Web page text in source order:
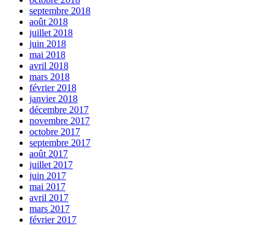
septembre 2018
août 2018
juillet 2018
juin 2018
mai 2018
avril 2018
mars 2018
février 2018
janvier 2018
décembre 2017
novembre 2017
octobre 2017
septembre 2017
août 2017
juillet 2017
juin 2017
mai 2017
avril 2017
mars 2017
février 2017